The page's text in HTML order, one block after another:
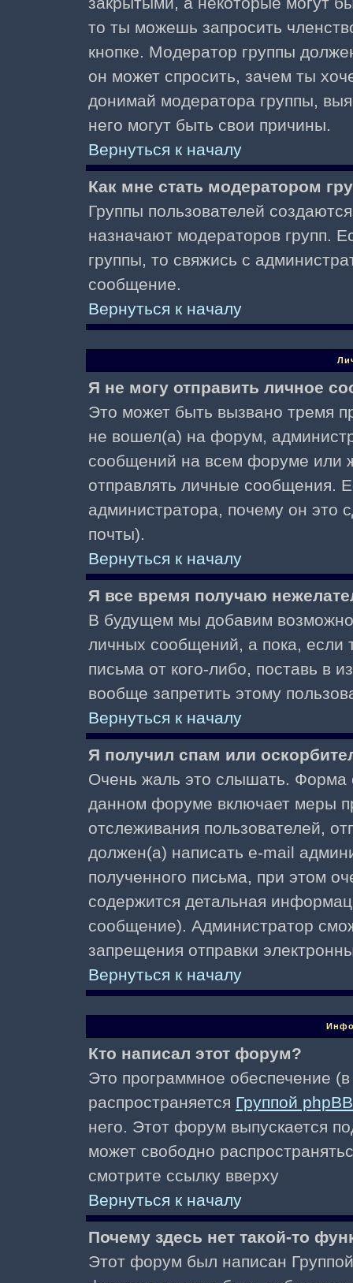
то ты можешь запросить
кнопке. Модератор группы
он может спросить, зачем ты
донимай модератора группы,
него могут быть свои причины.
Вернуться к началу
Как мне стать модератором
Группы пользователей
назначают модераторов групп.
группы, то свяжись с
сообщение.
Вернуться к началу
Я не могу отправить личное
Это может быть вызвано тремя
не вошел(а) на форум,
сообщений на всем форуме или
отправлять личные сообщения.
администратора, почему он это
почты).
Вернуться к началу
Я все время получаю
В будущем мы добавим
личных сообщений, а пока, если
письма от кого-либо, поставь в
вообще запретить этому
Вернуться к началу
Я получил спам или
Очень жаль это слышать. Форма
данном форуме включает меры
отслеживания пользователей,
должен(а) написать e-mail
полученного письма, при этом
содержится детальная
сообщение). Администратор
запрещения отправки
Вернуться к началу
Кто написал этот форум?
Это программное обеспечение
распространяется Группой phpBB
него. Этот форум выпускается
может свободно
смотрите ссылку вверху
Вернуться к началу
Почему здесь нет такой-то
Этот форум был написан